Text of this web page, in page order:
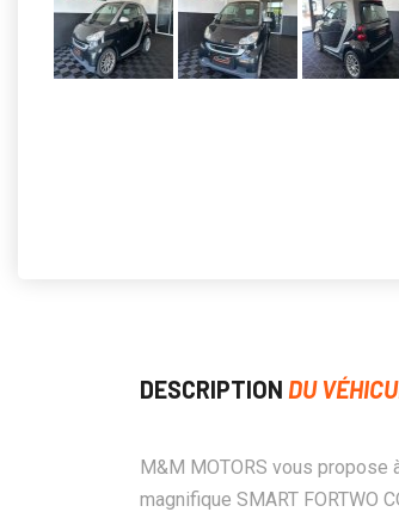
DESCRIPTION DU
M&M MOTORS vous propose
magnifique SMART FORTWO